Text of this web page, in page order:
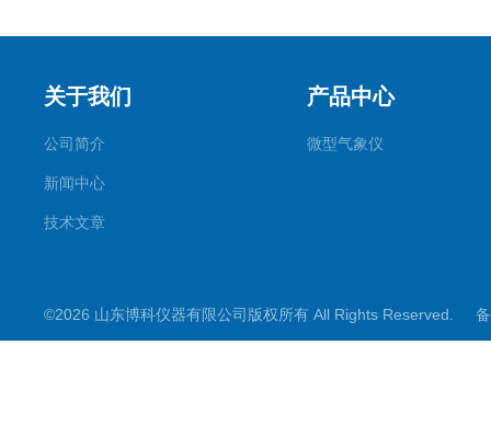
关于我们
公司简介
新闻中心
技术文章
产品中心
微型气象仪
©2026 山东博科仪器有限公司版权所有 All Rights Reserved.